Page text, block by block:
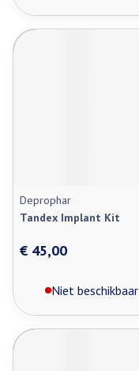
Deprophar
Tandex Implant Kit
€ 45,00
Niet beschikbaar